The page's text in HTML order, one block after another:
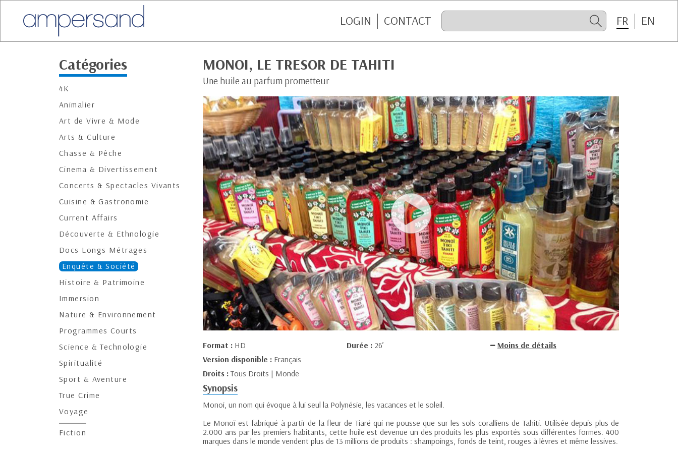
LOGIN CONTACT FR EN
Catégories
4K
Animalier
Art de Vivre & Mode
Arts & Culture
Chasse & Pêche
Cinema & Divertissement
Concerts & Spectacles Vivants
Cuisine & Gastronomie
Current Affairs
Découverte & Ethnologie
Docs Longs Métrages
Enquête & Société
Histoire & Patrimoine
Immersion
Nature & Environnement
Programmes Courts
Science & Technologie
Spiritualité
Sport & Aventure
True Crime
Voyage
Fiction
MONOI, LE TRESOR DE TAHITI
Une huile au parfum prometteur
Format : HD Durée : 26’
Moins de détails
Version disponible : Français
Droits :Tous Droits | Monde
Synopsis
Monoi, un nom qui évoque à lui seul la Polynésie, les vacances et le soleil.
Le Monoï est fabriqué à partir de la fleur de Tiaré qui ne pousse que sur les sols coralliens de Tahiti. Utilisée depuis plus de
2.000 ans par les premiers habitants, cette huile est devenue un des produits les plus exportés sous différentes formes. 400
marques dans le monde vendent plus de 13 millions de produits : shampoings, fonds de teint, rouges à lèvres et même lessives.